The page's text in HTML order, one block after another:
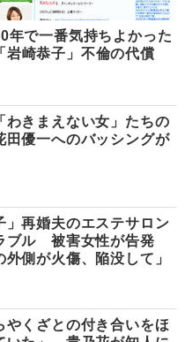
年で一番気持ちよかった
「岩崎恭子」不倫の代償
わきまえない女」たちの
優一へのバッシングが
」再婚夫のエステサロン
ブル 被害女性が告発
外側が火傷、陥没して」
やくざとの付き合いをほ